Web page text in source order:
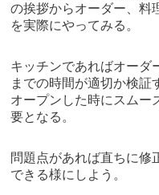
の挨拶からオーダー、料
を実際にやってみる。
キッチンであればオーダ
までの時間が適切か検証
オープンした時にスムー
要となる。
問題点があれば直ちに修
できる様にしよう。